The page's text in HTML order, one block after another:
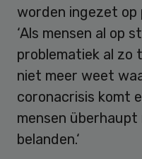
worden ingezet op
‘Als mensen al op
problematiek al zo
niet meer weet
coronacrisis komt
mensen
belanden.‘